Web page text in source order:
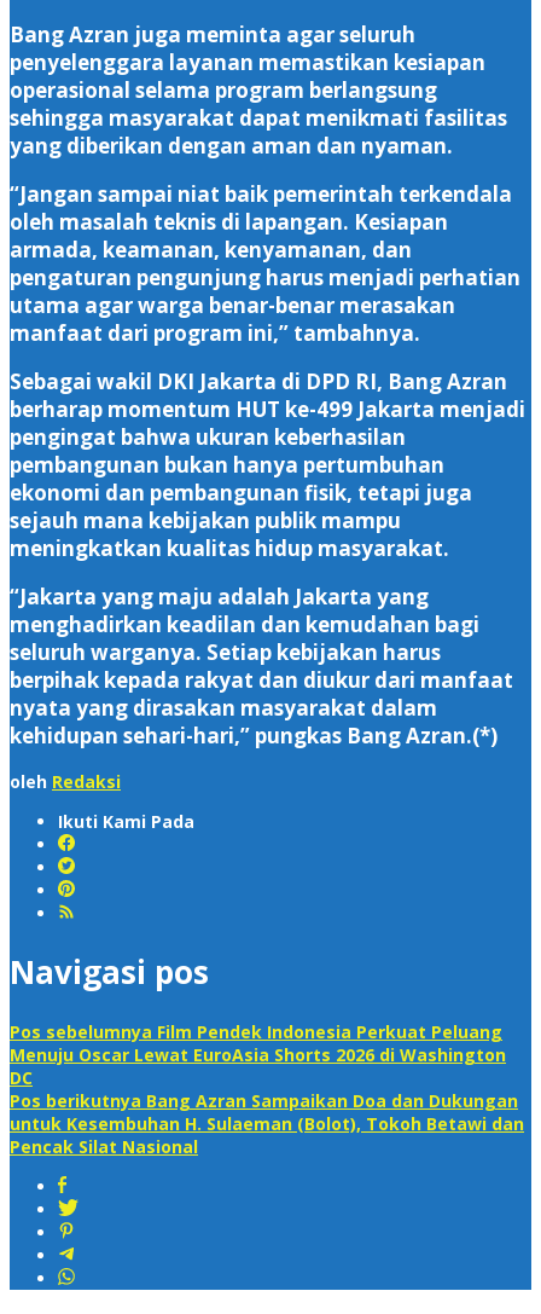
Bang Azran juga meminta agar seluruh
penyelenggara layanan memastikan kesiapan
operasional selama program berlangsung
sehingga masyarakat dapat menikmati fasilitas
yang diberikan dengan aman dan nyaman.
“Jangan sampai niat baik pemerintah terkendala
oleh masalah teknis di lapangan. Kesiapan
armada, keamanan, kenyamanan, dan
pengaturan pengunjung harus menjadi perhatian
utama agar warga benar-benar merasakan
manfaat dari program ini,” tambahnya.
Sebagai wakil DKI Jakarta di DPD RI, Bang Azran
berharap momentum HUT ke-499 Jakarta menjadi
pengingat bahwa ukuran keberhasilan
pembangunan bukan hanya pertumbuhan
ekonomi dan pembangunan fisik, tetapi juga
sejauh mana kebijakan publik mampu
meningkatkan kualitas hidup masyarakat.
“Jakarta yang maju adalah Jakarta yang
menghadirkan keadilan dan kemudahan bagi
seluruh warganya. Setiap kebijakan harus
berpihak kepada rakyat dan diukur dari manfaat
nyata yang dirasakan masyarakat dalam
kehidupan sehari-hari,” pungkas Bang Azran.(*)
oleh Redaksi
Ikuti Kami Pada
Navigasi pos
Pos sebelumnya Film Pendek Indonesia Perkuat Peluang
Menuju Oscar Lewat EuroAsia Shorts 2026 di Washington
DC
Pos berikutnya Bang Azran Sampaikan Doa dan Dukungan
untuk Kesembuhan H. Sulaeman (Bolot), Tokoh Betawi dan
Pencak Silat Nasional